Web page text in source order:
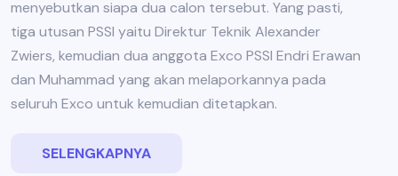
menyebutkan siapa dua calon tersebut. Yang pasti,
tiga utusan PSSI yaitu Direktur Teknik Alexander
Zwiers, kemudian dua anggota Exco PSSI Endri Erawan
dan Muhammad yang akan melaporkannya pada
seluruh Exco untuk kemudian ditetapkan.
SELENGKAPNYA